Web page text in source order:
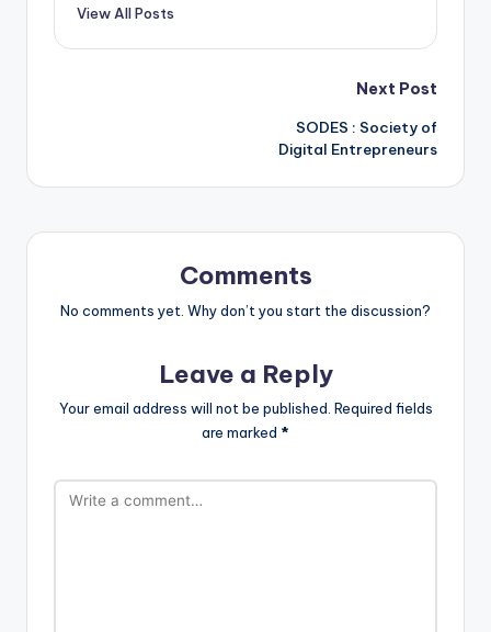
View All Posts
Next Post
SODES : Society of
Digital Entrepreneurs
Comments
No comments yet. Why don’t you start the discussion?
Leave a Reply
Your email address will not be published. Required fields
are marked *